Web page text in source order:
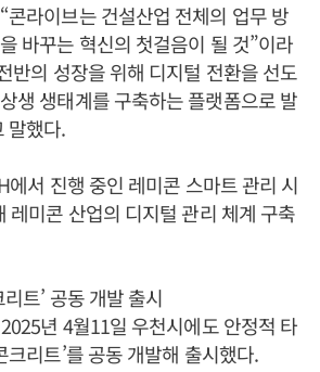
콘라이브는 건설산업 전체의 업무 방
바꾸는 혁신의 첫걸음이 될 것”이라
반의 성장을 위해 디지털 전환을 선도
생 생태계를 구축하는 플랫폼으로 발
말했다.
에서 진행 중인 레미콘 스마트 관리 시
레미콘 산업의 디지털 관리 체계 구축
트’ 공동 개발 출시
년 4월11일 우천시에도 안정적 타
크리트’를 공동 개발해 출시했다.